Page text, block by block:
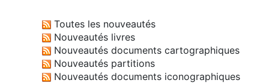
Toutes les nouveautés
Nouveautés livres
Nouveautés documents cartographiques
Nouveautés partitions
Nouveautés documents iconographiques